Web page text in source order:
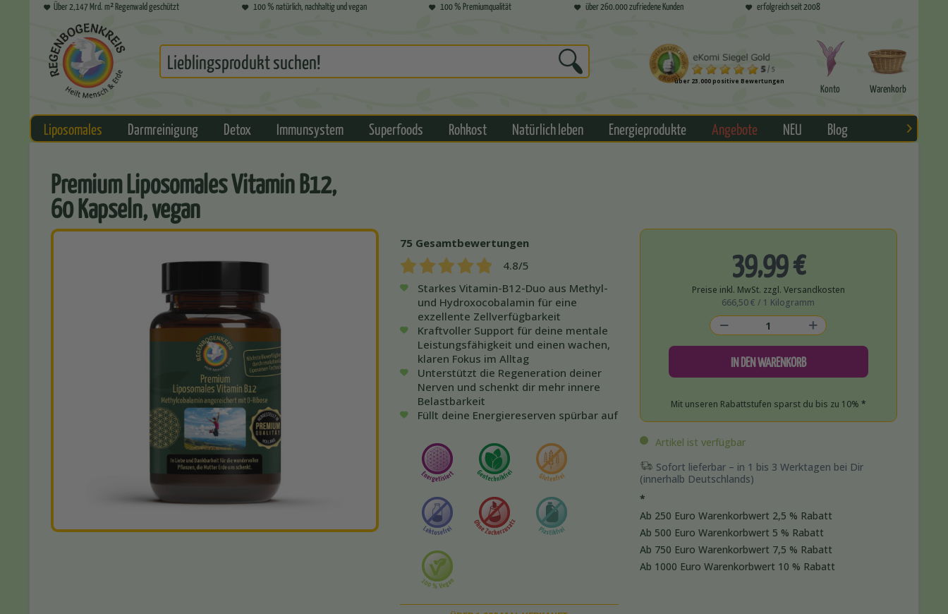
Über 2,147 Mrd. m² Regenwald geschützt 100 % natürlich, nachhaltig und vegan 100 % Premiumqualität über 260.000 zufriedene Kunden erfolgreich seit 2008
über 23.000 positive Bewertungen
Konto Warenkorb
Liposomales Darmreinigung Detox Immunsystem Superfoods Rohkost Natürlich leben Energieprodukte Angebote NEU Blog 
Premium Liposomales Vitamin B12,
60 Kapseln, vegan
75 Gesamtbewertungen
4.8/5
Starkes Vitamin-B12-Duo aus Methyl-
und Hydroxocobalamin für eine
exzellente Zellverfügbarkeit
Kraftvoller Support für deine mentale
Leistungsfähigkeit und einen wachen,
klaren Fokus im Alltag
Unterstützt die Regeneration deiner
Nerven und schenkt dir mehr innere
Belastbarkeit
Füllt deine Energiereserven spürbar auf
39,99 €
Preise inkl. MwSt. zzgl. Versandkosten
666,50 € / 1 Kilogramm
IN DEN WARENKORB
Mit unseren Rabattstufen sparst du bis zu 10% *
Artikel ist verfügbar
Sofort lieferbar – in 1 bis 3 Werktagen bei Dir
(innerhalb Deutschlands)
*
Ab 250 Euro Warenkorbwert 2,5 % Rabatt
Ab 500 Euro Warenkorbwert 5 % Rabatt
Ab 750 Euro Warenkorbwert 7,5 % Rabatt
Ab 1000 Euro Warenkorbwert 10 % Rabatt